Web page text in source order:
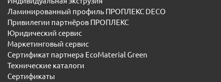
Ламинированный профиль ПРОПЛЕКС DECO
Привилегии партнёров ПРОПЛЕКС
Юридический сервис
Маркетинговый сервис
Сертификат партнера EcoMaterial Green
Технические каталоги
Сертификаты